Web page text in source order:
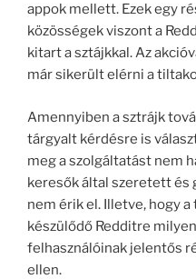
appok mellett. Ezek egy
közösségek viszont a
kitart a sztájkkal. Az
már sikerült elérni a
Amennyiben a sztrájk
tárgyalt kérdésre is
meg a szolgáltatást nem
keresők által szeretett és
nem érik el. Illetve, hogy
készülődő Redditre
felhasználóinak jelentős
ellen.